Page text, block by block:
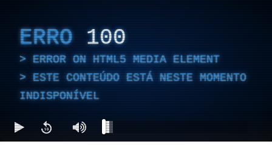
ERRO 100
ERROR ON HTML5 MEDIA ELEMENT
ESTE CONTEÚDO ESTÁ NESTE MOMENTO
INDISPONÍVEL